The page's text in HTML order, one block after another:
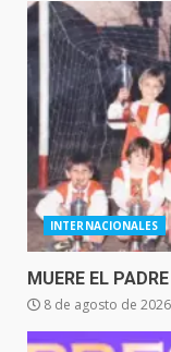
INTERNACIONALES
MUERE EL
8 de agosto de 2026